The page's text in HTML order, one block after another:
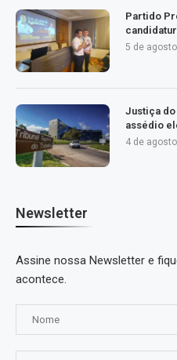
Partido
5 de
Justiça do
assédio
4 de
Newsletter
Assine nossa Newsletter e
acontece.